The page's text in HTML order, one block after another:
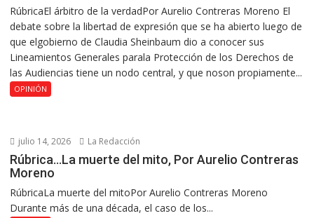
RúbricaEl árbitro de la verdadPor Aurelio Contreras Moreno El
debate sobre la libertad de expresión que se ha abierto luego de
que elgobierno de Claudia Sheinbaum dio a conocer sus
Lineamientos Generales parala Protección de los Derechos de
las Audiencias tiene un nodo central, y que noson propiamente...
OPINIÓN
julio 14, 2026 La Redacción
Rúbrica…La muerte del mito, Por Aurelio Contreras
Moreno
RúbricaLa muerte del mitoPor Aurelio Contreras Moreno
Durante más de una década, el caso de los...